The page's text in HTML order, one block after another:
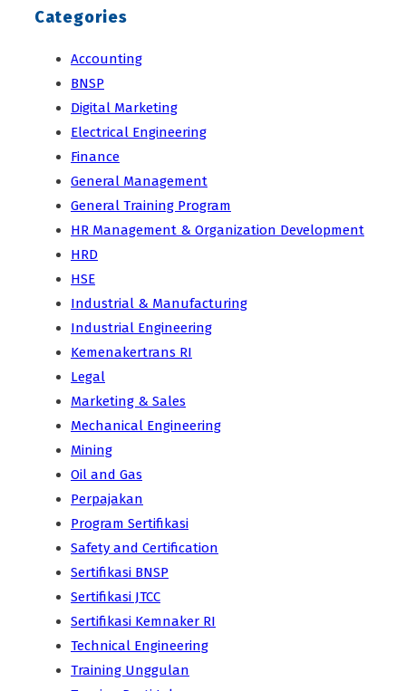
Categories
Accounting
BNSP
Digital Marketing
Electrical Engineering
Finance
General Management
General Training Program
HR Management & Organization Development
HRD
HSE
Industrial & Manufacturing
Industrial Engineering
Kemenakertrans RI
Legal
Marketing & Sales
Mechanical Engineering
Mining
Oil and Gas
Perpajakan
Program Sertifikasi
Safety and Certification
Sertifikasi BNSP
Sertifikasi JTCC
Sertifikasi Kemnaker RI
Technical Engineering
Training Unggulan